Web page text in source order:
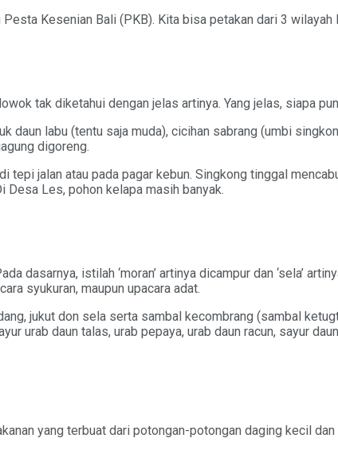
Kesenian Bali (PKB). Kita bisa petakan dari 3 wilayah
tak diketahui dengan jelas artinya. Yang jelas, siapa
labu (tentu saja muda), cicihan sabrang (umbi
digoreng.
tepi jalan atau pada pagar kebun. Singkong tinggal
Desa Les, pohon kelapa masih banyak.
dasarnya, istilah ‘moran’ artinya dicampur dan ‘sela’
syukuran, maupun upacara adat.
jukut don sela serta sambal kecombrang (sambal
urab daun talas, urab pepaya, urab daun racun, sayur
yang terbuat dari potongan-potongan daging kecil